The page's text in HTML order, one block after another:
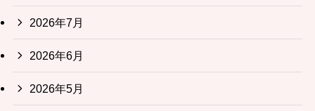
2026年7月
2026年6月
2026年5月